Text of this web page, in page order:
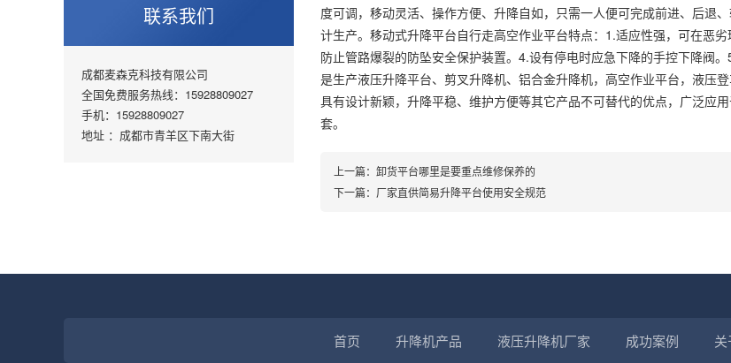
联系我们
成都麦森克科技有限公司
全国免费服务热线：15928809027
手机：15928809027
地址 ：成都市青羊区下南大街
度可调，移动灵活、操作方便、升降自如，只需一人便可完成前进、后退
计生产。移动式升降平台自行走高空作业平台特点：1.适应性强，可在恶
防止管路爆裂的防坠安全保护装置。4.设有停电时应急下降的手控下降阀
是生产液压升降平台、剪叉升降机、铝合金升降机，高空作业平台，液压
具有设计新颖，升降平稳、维护方便等其它产品不可替代的优点，广泛应
套。
上一篇： 卸货平台哪里是要重点维修保养的
下一篇： 厂家直供简易升降平台使用安全规范
首页 升降机产品 液压升降机厂家 成功案例